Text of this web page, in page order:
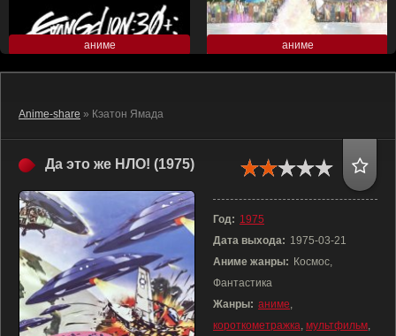
аниме аниме
Anime-share » Кэатон Ямада
Да это же НЛО! (1975)
Год: 1975
Дата выхода: 1975-03-21
Аниме жанры: Космос,
Фантастика
Жанры: аниме,
короткометражка, мультфильм,